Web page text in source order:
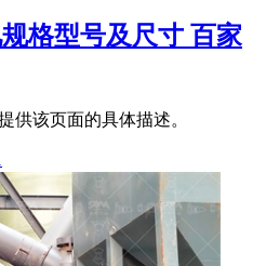
格型号及尺寸 百家
供该页面的具体描述。